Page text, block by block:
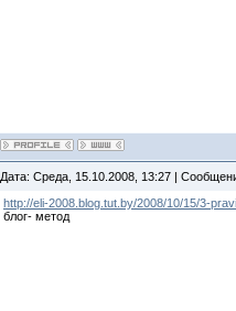
Дата: Среда, 15.10.2008, 13:27 |
http://eli-2008.blog.tut.by/2008/10/15/3-
блог- метод